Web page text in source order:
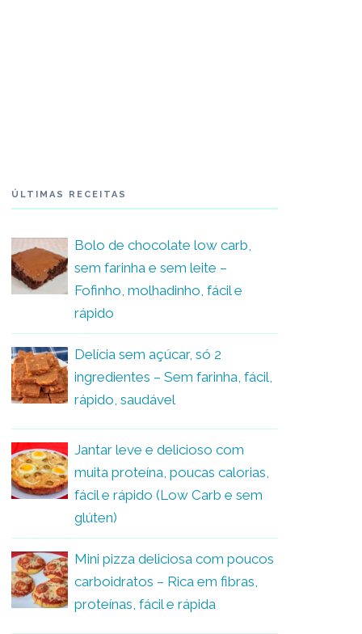
ÚLTIMAS RECEITAS
Bolo de chocolate low carb,
sem farinha e sem leite –
Fofinho, molhadinho, fácil e
rápido
Delícia sem açúcar, só 2
ingredientes – Sem farinha, fácil,
rápido, saudável
Jantar leve e delicioso com
muita proteína, poucas calorias,
fácil e rápido (Low Carb e sem
glúten)
Mini pizza deliciosa com poucos
carboidratos – Rica em fibras,
proteínas, fácil e rápida